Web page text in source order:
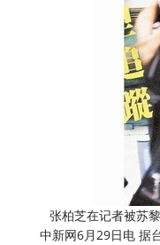
张柏芝在记者被苏
中新网6月29日电 据台